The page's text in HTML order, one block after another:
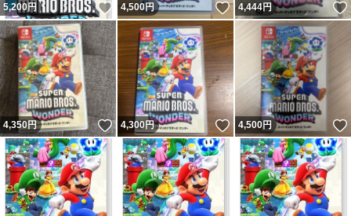
5,200 円 いいね！
4,500円 いいね！
4,444円
4,350円 いいね！
4,300円 いいね！
4,500円